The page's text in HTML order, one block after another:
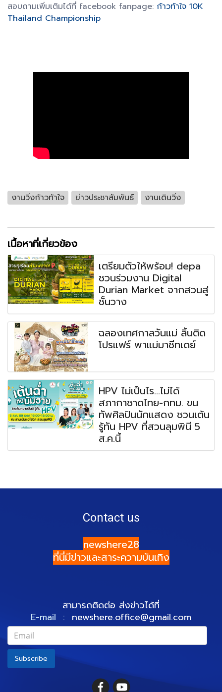
สอบถามเพิ่มเติมได้ที่ facebook fanpage: ก้าวท้าใจ 10K
Thailand Championship
งานวิ่งก้าวท้าใจ ข่าวประชาสัมพันธ์ งานเดินวิ่ง
เนื้อหาที่เกี่ยวข้อง
เตรียมตัวให้พร้อม! depa
ชวนร่วมงาน Digital
Durian Market จากสวนสู่
ชั้นวาง
ฉลองเทศกาลวันแม่ ลิ้นติด
โปรแฟร์ พาแม่มาชีทเดย์
HPV ไม่เป็นไร...ไม่ได้
สภากาชาดไทย-กทม. ขน
ทัพศิลปินนักแสดง ชวนเต้น
รู้ทัน HPV ที่สวนลุมพินี 5
ส.ค.นี้
Contact us
newshere28
ที่นี่มีข่าวและสาระความบันเทิง
สามารถติดต่อ ส่งข่าวได้ที่
E-mail : newshere.office@gmail.com
Subscribe